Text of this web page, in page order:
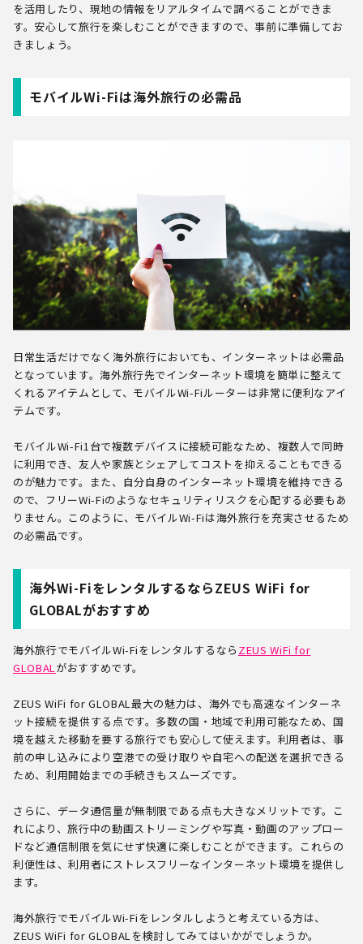
を活用したり、現地の情報をリアルタイムで調べることができま
す。安心して旅行を楽しむことができますので、事前に準備してお
きましょう。
モバイルWi-Fiは海外旅行の必需品
日常生活だけでなく海外旅行においても、インターネットは必需品
となっています。海外旅行先でインターネット環境を簡単に整えて
くれるアイテムとして、モバイルWi-Fiルーターは非常に便利なアイ
テムです。
モバイルWi-Fi1台で複数デバイスに接続可能なため、複数人で同時
に利用でき、友人や家族とシェアしてコストを抑えることもできる
のが魅力です。また、自分自身のインターネット環境を維持できる
ので、フリーWi-Fiのようなセキュリティリスクを心配する必要もあ
りません。このように、モバイルWi-Fiは海外旅行を充実させるため
の必需品です。
海外Wi-FiをレンタルするならZEUS WiFi for
GLOBALがおすすめ
海外旅行でモバイルWi-Fiをレンタルするなら ZEUS WiFi for
GLOBAL がおすすめです。
ZEUS WiFi for GLOBAL最大の魅力は、海外でも高速なインターネ
ット接続を提供する点です。多数の国・地域で利用可能なため、国
境を越えた移動を要する旅行でも安心して使えます。利用者は、事
前の申し込みにより空港での受け取りや自宅への配送を選択できる
ため、利用開始までの手続きもスムーズです。
さらに、データ通信量が無制限である点も大きなメリットです。こ
れにより、旅行中の動画ストリーミングや写真・動画のアップロー
ドなど通信制限を気にせず快適に楽しむことができます。これらの
利便性は、利用者にストレスフリーなインターネット環境を提供し
ます。
海外旅行でモバイルWi-Fiをレンタルしようと考えている方は、
ZEUS WiFi for GLOBALを検討してみてはいかがでしょうか。